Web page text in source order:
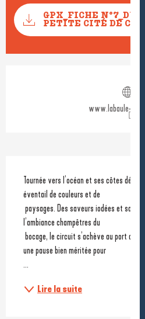
Documentation
GPX_FICHE N°7_DU
PETITE CITÉ DE
Ouverture et
www.labaule-
Description
Tournée vers l’océan et ses côtes
éventail de couleurs et de
l’ambiance champêtres du
une pause bien méritée pour
...
Lire la suite